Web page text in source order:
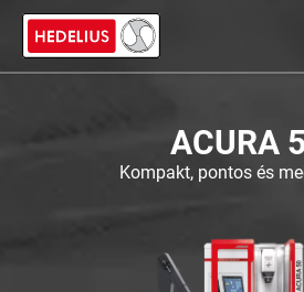
ACURA
Kompakt, pontos és